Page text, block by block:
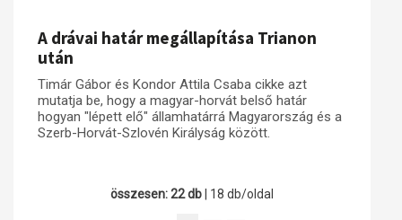
A drávai határ megállapítása Trianon
után
Timár Gábor és Kondor Attila Csaba cikke azt
mutatja be, hogy a magyar-horvát belső határ
hogyan "lépett elő" államhatárrá Magyarország és a
Szerb-Horvát-Szlovén Királyság között.
összesen: 22 db | 18 db/oldal